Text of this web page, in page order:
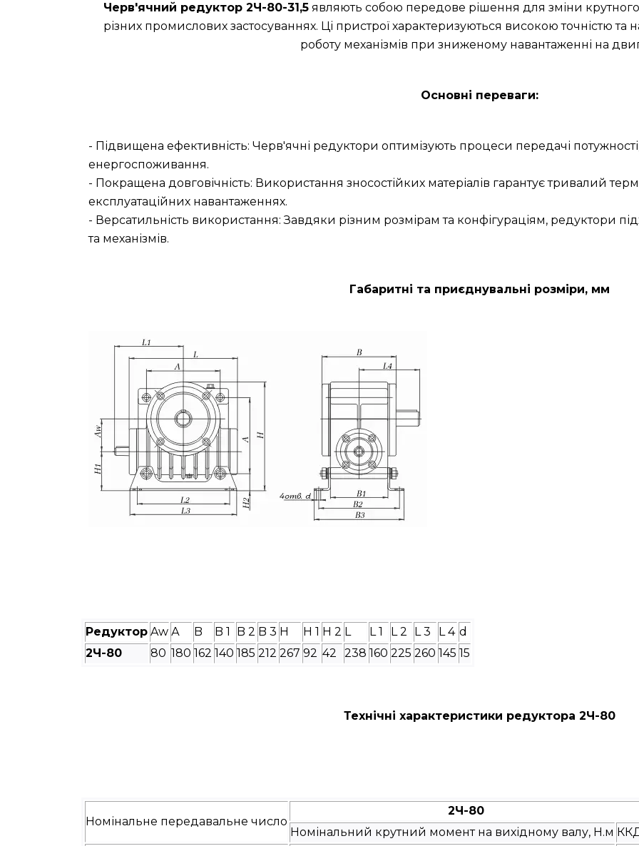
Черв'ячний редуктор 2Ч-80-31,5 являють собою передове рішення для зміни
різних промислових застосуваннях. Ці пристрої характеризуються високою точністю та
роботу механізмів при зниженому навантаженні на
Основні переваги:
- Підвищена ефективність: Черв'ячні редуктори оптимізують процеси передачі
енергоспоживання.
- Покращена довговічність: Використання зносостійких матеріалів гарантує тривалий
експлуатаційних навантаженнях.
- Версатильність використання: Завдяки різним розмірам та конфігураціям, редуктори
та механізмів.
Габаритні та приєднувальні розміри, мм
Редуктор Aw А B B 1 B 2 B 3 H H 1 H 2 L L 1 L 2 L 3 L 4 d
2Ч-80 80 180 162 140 185 212 267 92 42 238 160 225 260 145 15
Технічні характеристики редуктора 2Ч-80
Номінальне передавальне число
2Ч-80
Номінальний крутний момент на вихідному валу, Н.м